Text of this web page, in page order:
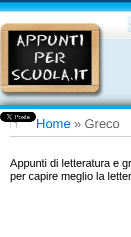
Home » Greco
Appunti di letteratura e
per capire meglio la